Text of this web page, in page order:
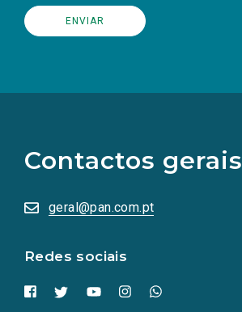
Contactos gerais
geral@pan.com.pt
Redes sociais
redes
sociais
numa
nova